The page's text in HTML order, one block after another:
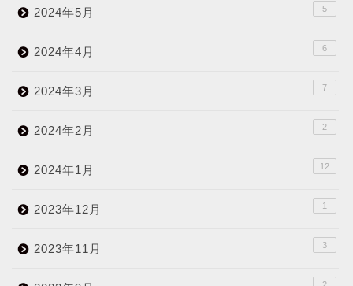
2024年5月 5
2024年4月 6
2024年3月 7
2024年2月 2
2024年1月 12
2023年12月 1
2023年11月 3